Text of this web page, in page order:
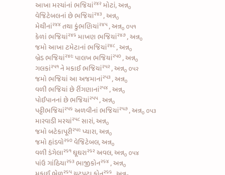
આખા મરચાંનાં ભજિયાં૨૪૨ મોટાં, અન્ન૦
વેજિટેબલનાં છે ભજિયાં૨૪૩ , અન્ન૦
મેથીનાં૨૪૪ તથાકુંભણિયાં૨૪૫ , અન્ન૦ ૦૫૧
કેળાં ભજિયાં૨૪૬ માખણ ભજિયાં૨૪૭ , અન્ન૦
જમોઆખા ટમેટાનાં ભજિયાં૨૪૮ , અન્ન૦
બ્રેડ ભજિયાં૨૪૯ પાલખ ભજિયાં૨૫૦ , અન્ન૦
ગલકાં૨૫૧ નેમકાઈ ભજિયાં૨૫૨ , અન્ન૦ ૦૫૨
જમો ભજિયાં આ અજમાનાં૨૫૩ , અન્ન૦
વળી ભજિયાં છે રીંગણાનાં૨૫૪ , અન્ન૦
પોઈપાનનાં છે ભજિયાં૨૫૫ , અન્ન૦
પટ્ટીભજિયાં૨૫૬ અળવીનાં ભજિયાં૨૫૭ , અન્ન૦ ૦૫૩
મારવાડી મરચાં૨૫૮ સારાં, અન્ન૦
જમો બટેકાપૂરી૨૫૯ પ્યારા, અન્ન૦
જમોહાંડવો૨૬૦ વેજિટેબલ, અન્ન૦
વળીડંગેલા૨૬૧ ઘૂઘરા૨૬૨ અવલ, અન્ન૦ ૦૫૪
પાંઉ ગાંઠિયા૨૬૩ ભાજીકોન૨૬૪ , અન્ન૦
૨૬૫ ૨૬૬